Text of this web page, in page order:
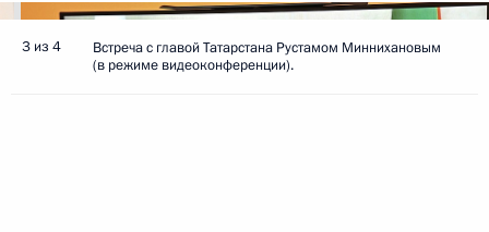
3 из 4
Встреча с главой Татарстана Рустамом Миннихановым
(в режиме видеоконференции).